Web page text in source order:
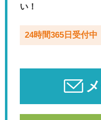
い！
24時間365日受付中